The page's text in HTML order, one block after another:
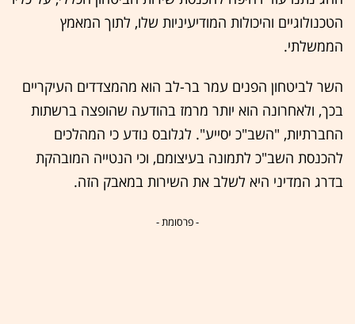
הטכנולוגיים והיכולות המודיעיניות שלו, לתוך המאמץ
הממשלתי.
השר לביטחון הפנים עמר בר-לב הוא מהמצדדים העיקריים
בכך, ולאחרונה הוא יותר מרמז בהודעה שהופצה ברשתות
החברתיות, "השב"כ יסייע". לגלובס נודע כי המהלכים
להכנסת השב"כ לתמונה בעיצומם, וכי הנטייה המובהקת
בדרג המדיני היא לשלב את השירות במאבק הזה.
- פרסומת -